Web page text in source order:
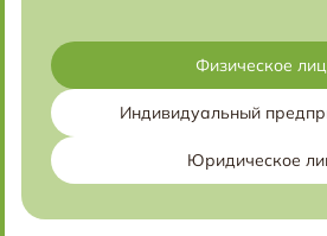
Физическое
Индивидуальный
Юридическое